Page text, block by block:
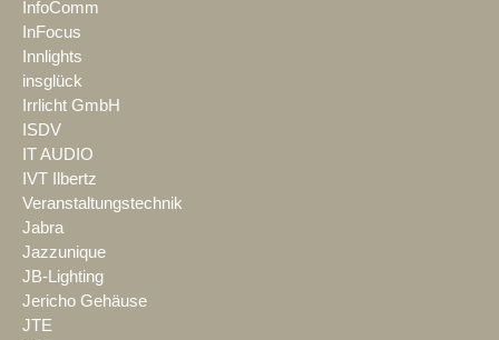
InfoComm
InFocus
Innlights
insglück
Irrlicht GmbH
ISDV
IT AUDIO
IVT Ilbertz
Veranstaltungstechnik
Jabra
Jazzunique
JB-Lighting
Jericho Gehäuse
JTE